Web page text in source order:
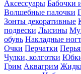
Аксессуары Бабочки
Волшебные палочки
Зонты декоративные
подвески Лысины
обувь Накладные
Очки Перчатки
Чулки, колготки
Грим Аквагрим